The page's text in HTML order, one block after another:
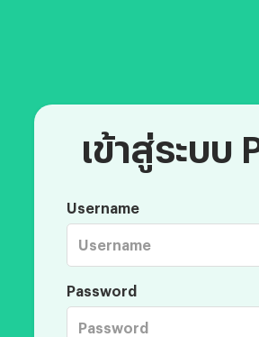
เข้าสู่ระบบ
Username
Password